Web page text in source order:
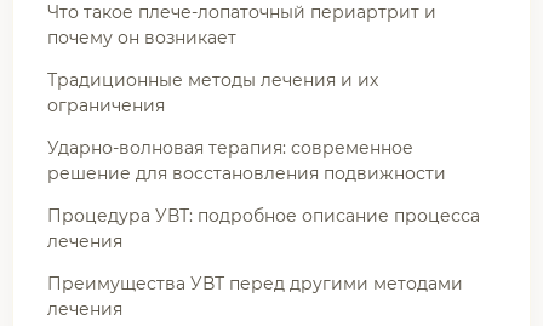
Что такое плече-лопаточный периартрит и
почему он возникает
Традиционные методы лечения и их
ограничения
Ударно-волновая терапия: современное
решение для восстановления подвижности
Процедура УВТ: подробное описание процесса
лечения
Преимущества УВТ перед другими методами
лечения